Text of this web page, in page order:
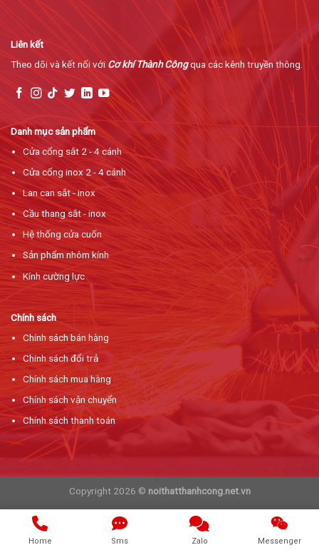
Danh mục sản phẩm
Cửa cổng sắt 2 - 4 cánh
Cửa cổng inox 2 - 4 cánh
Lan can sắt - inox
Cầu thang sắt - inox
Hệ thống cửa cuốn
Sản phẩm nhôm kính
Kính cường lực
Chính sách
Chính sách bán hàng
Chinh sách đổi trả
Chính sách mua hàng
Chính sách vận chuyển
Chính sách thanh toán
Liên kết
Theo dõi và kết nối với Cơ khí Thành Côngqua các kênh truyền thông.
Copyright 2026 © noithatthanhcong.net.vn
Home Sms Zalo Messenger